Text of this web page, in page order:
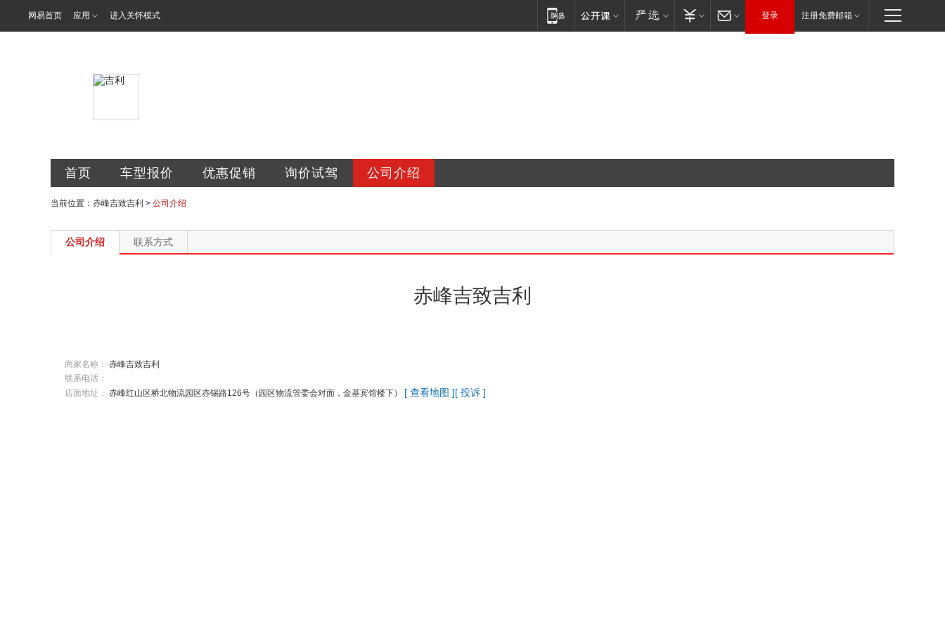
网易首页 应用 进入关怀模式 登录 注册免费邮箱
首页 车型报价 优惠促销 询价试驾 公司介绍
当前位置： 赤峰吉致吉利 > 公司介绍
公司介绍 联系方式
赤峰吉致吉利
商家名称： 赤峰吉致吉利
联系电话：
店面地址： 赤峰红山区桥北物流园区赤锡路126号（园区物流管委会对面，金基宾馆楼下） [ 查看地图 ][ 投诉 ]